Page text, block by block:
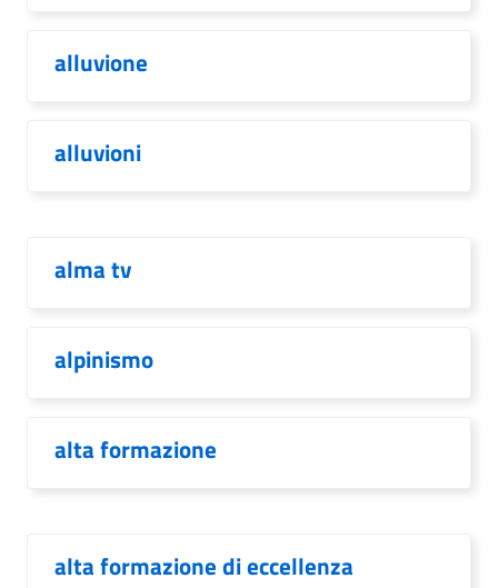
alluvione
alluvioni
alma tv
alpinismo
alta formazione
alta formazione di eccellenza